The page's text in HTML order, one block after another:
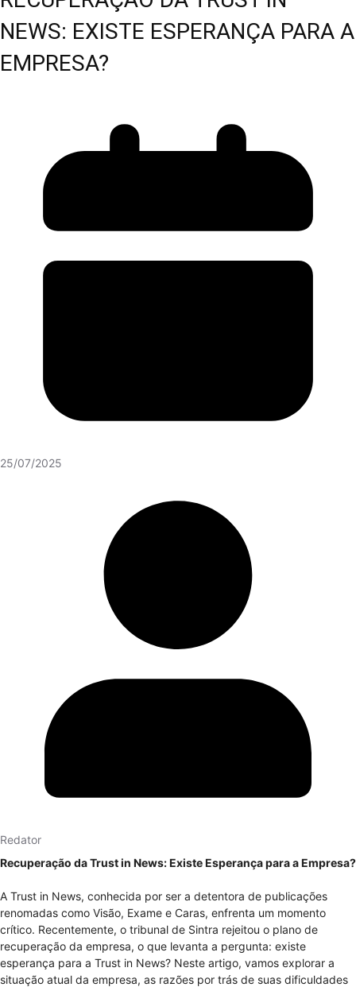
NEWS: EXISTE ESPERANÇA PARA A
EMPRESA?
25/07/2025
Redator
Recuperação da Trust in News: Existe Esperança para a Empresa?
A Trust in News, conhecida por ser a detentora de publicações
renomadas como Visão, Exame e Caras, enfrenta um momento
crítico. Recentemente, o tribunal de Sintra rejeitou o plano de
recuperação da empresa, o que levanta a pergunta: existe
esperança para a Trust in News? Neste artigo, vamos explorar a
situação atual da empresa, as razões por trás de suas dificuldades